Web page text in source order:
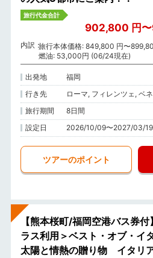
旅行代金合計
902,800 円
内訳 旅行本体価格: 849,800 円〜
燃油: 53,000円 (06/24現在)
出発地
福岡
行き先
ローマ, フィレンツェ, ベ
旅行期間
8日間
設定日
2026/10/09〜2027/03/19
ツアーのポイント
【熊本桜町/福岡空港バス券
ラス利用＞ベスト・オブ・イ
太陽と情熱の贈り物 イタリ